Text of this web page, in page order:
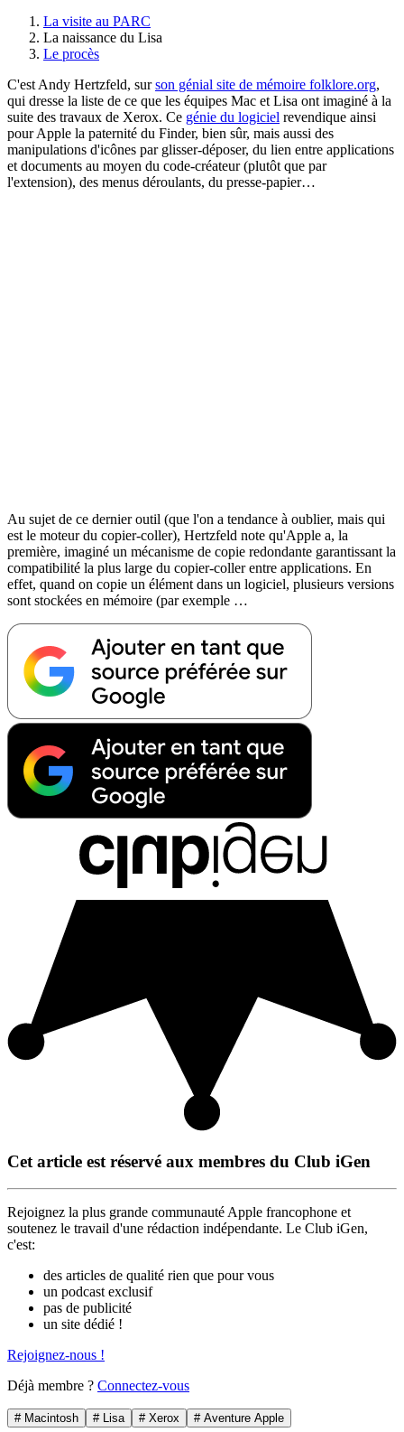
La visite au PARC
La naissance du Lisa
Le procès
C'est Andy Hertzfeld, surson génial site de mémoire folklore.org,
qui dresse la liste de ce que les équipes Mac et Lisa ont imaginé à la
suite des travaux de Xerox. Ce génie du logiciel revendique ainsi
pour Apple la paternité du Finder, bien sûr, mais aussi des
manipulations d'icônes par glisser-déposer, du lien entre applications
et documents au moyen du code-créateur (plutôt que par
l'extension), des menus déroulants, du presse-papier…
Au sujet de ce dernier outil (que l'on a tendance à oublier, mais qui
est le moteur du copier-coller), Hertzfeld note qu'Apple a, la
première, imaginé un mécanisme de copie redondante garantissant la
compatibilité la plus large du copier-coller entre applications. En
effet, quand on copie un élément dans un logiciel, plusieurs versions
sont stockées en mémoire (par exemple …
Cet article est réservé aux membres du Club iGen
Rejoignez la plus grande communauté Apple francophone et
soutenez le travail d'une rédaction indépendante. Le Club iGen,
c'est:
des articles de qualité rien que pour vous
un podcast exclusif
pas de publicité
un site dédié !
Rejoignez-nous !
Déjà membre ? Connectez-vous
# Macintosh # Lisa # Xerox # Aventure Apple